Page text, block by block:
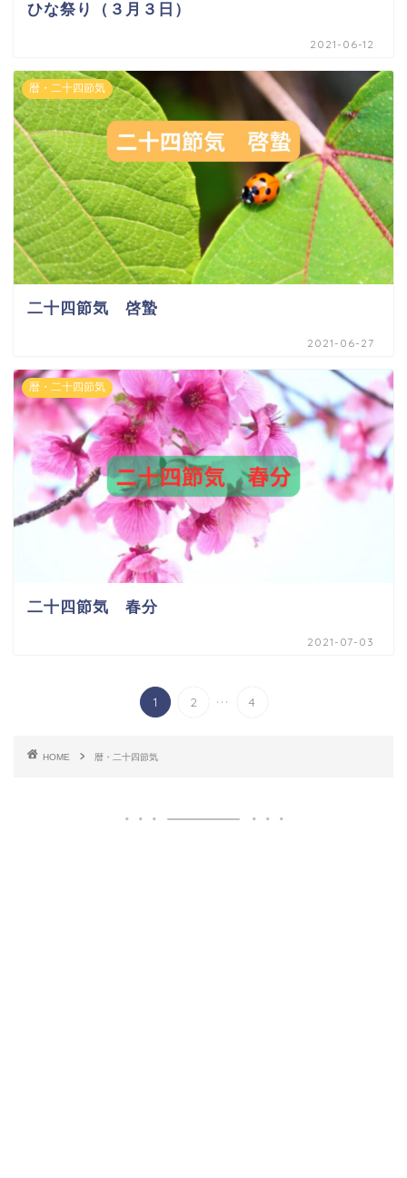
ひな祭り（３月３日）
2021-06-12
暦・二十四節気
二十四節気 啓蟄
2021-06-27
暦・二十四節気
二十四節気 春分
2021-07-03
1 2 ... 4
HOME 暦・二十四節気